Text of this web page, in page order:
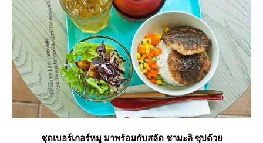
ชุดเบอร์เกอร์หมู มาพร้อมกับสลัด ชามะลิ ซุปด้ว